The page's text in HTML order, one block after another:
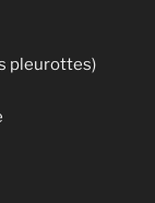
pleurottes)